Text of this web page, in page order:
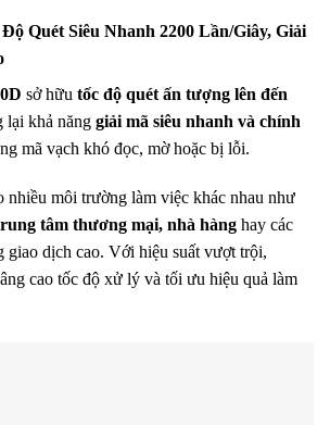
Quét Siêu Nhanh 2200 Lần/Giây, Giải
sở hữu tốc độ quét ấn tượng lên đến
lại khả năng giải mã siêu nhanh và chính
mã vạch khó đọc, mờ hoặc bị lỗi.
môi trường làm việc khác nhau như
tâm thương mại, nhà hàng hay các
giao dịch cao. Với hiệu suất vượt trội,
cao tốc độ xử lý và tối ưu hiệu quả làm